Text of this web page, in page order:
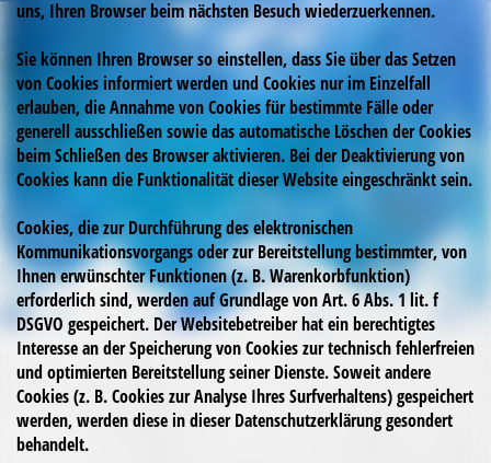
uns, Ihren Browser beim nächsten Besuch wiederzuerkennen.
Sie können Ihren Browser so einstellen, dass Sie über das Setzen
von Cookies informiert werden und Cookies nur im Einzelfall
erlauben, die Annahme von Cookies für bestimmte Fälle oder
generell ausschließen sowie das automatische Löschen der Cookies
beim Schließen des Browser aktivieren. Bei der Deaktivierung von
Cookies kann die Funktionalität dieser Website eingeschränkt sein.
Cookies, die zur Durchführung des elektronischen
Kommunikationsvorgangs oder zur Bereitstellung bestimmter, von
Ihnen erwünschter Funktionen (z. B. Warenkorbfunktion)
erforderlich sind, werden auf Grundlage von Art. 6 Abs. 1 lit. f
DSGVO gespeichert. Der Websitebetreiber hat ein berechtigtes
Interesse an der Speicherung von Cookies zur technisch fehlerfreien
und optimierten Bereitstellung seiner Dienste. Soweit andere
Cookies (z. B. Cookies zur Analyse Ihres Surfverhaltens) gespeichert
werden, werden diese in dieser Datenschutzerklärung gesondert
behandelt.